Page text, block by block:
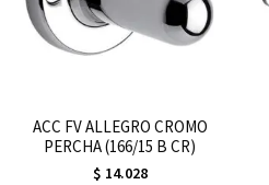
ACC FV ALLEGRO CROMO
PERCHA (166/15 B CR)
$ 14.028